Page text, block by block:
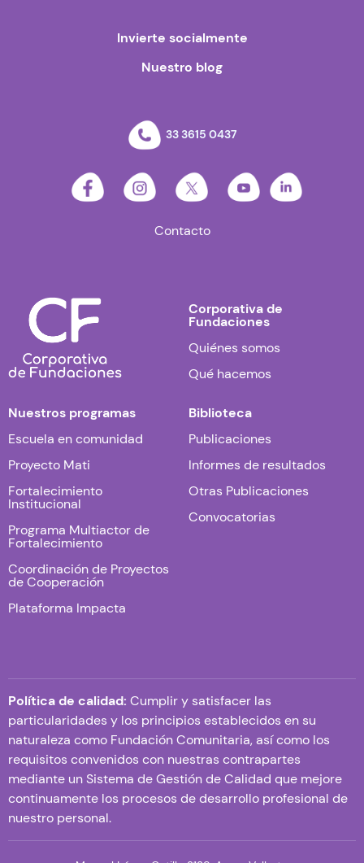
Invierte socialmente
Nuestro blog
33 3615 0437
Contacto
Corporativa de
Fundaciones
Quiénes somos
Qué hacemos
Nuestros programas
Escuela en comunidad
Proyecto Mati
Fortalecimiento
Institucional
Programa Multiactor de
Fortalecimiento
Coordinación de Proyectos
de Cooperación
Plataforma Impacta
Biblioteca
Publicaciones
Informes de resultados
Otras Publicaciones
Convocatorias
Política de calidad: Cumplir y satisfacer las
particularidades y los principios establecidos en su
naturaleza como Fundación Comunitaria, así como los
requisitos convenidos con nuestras contrapartes
mediante un Sistema de Gestión de Calidad que mejore
continuamente los procesos de desarrollo profesional de
nuestro personal.